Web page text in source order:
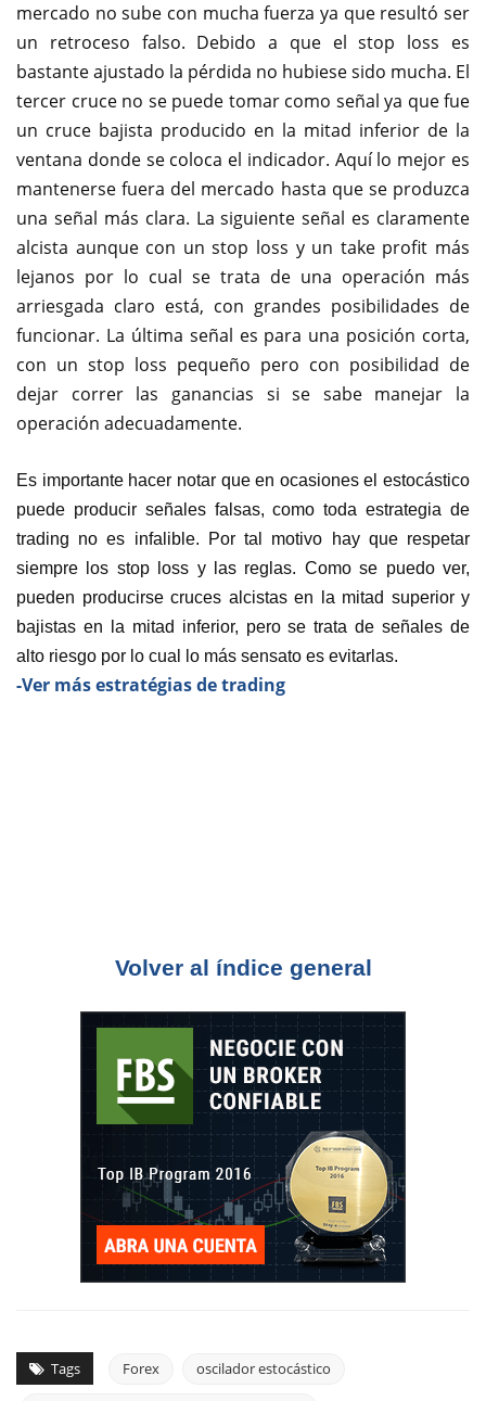
mercado no sube con mucha fuerza ya que resultó ser
un retroceso falso. Debido a que el stop loss es
bastante ajustado la pérdida no hubiese sido mucha. El
tercer cruce no se puede tomar como señal ya que fue
un cruce bajista producido en la mitad inferior de la
ventana donde se coloca el indicador. Aquí lo mejor es
mantenerse fuera del mercado hasta que se produzca
una señal más clara. La siguiente señal es claramente
alcista aunque con un stop loss y un take profit más
lejanos por lo cual se trata de una operación más
arriesgada claro está, con grandes posibilidades de
funcionar. La última señal es para una posición corta,
con un stop loss pequeño pero con posibilidad de
dejar correr las ganancias si se sabe manejar la
operación adecuadamente.
Es importante hacer notar que en ocasiones el estocástico
puede producir señales falsas, como toda estrategia de
trading no es infalible. Por tal motivo hay que respetar
siempre los stop loss y las reglas. Como se puedo ver,
pueden producirse cruces alcistas en la mitad superior y
bajistas en la mitad inferior, pero se trata de señales de
alto riesgo por lo cual lo más sensato es evitarlas.
-Ver más estratégias de trading
Volver al índice general
Tags Forex oscilador estocástico